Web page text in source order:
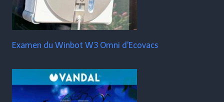
Examen du Winbot W3 Omni d'Ecovacs